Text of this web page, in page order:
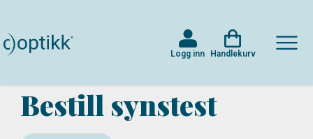
Logg inn Handlekurv
Bestill synstest